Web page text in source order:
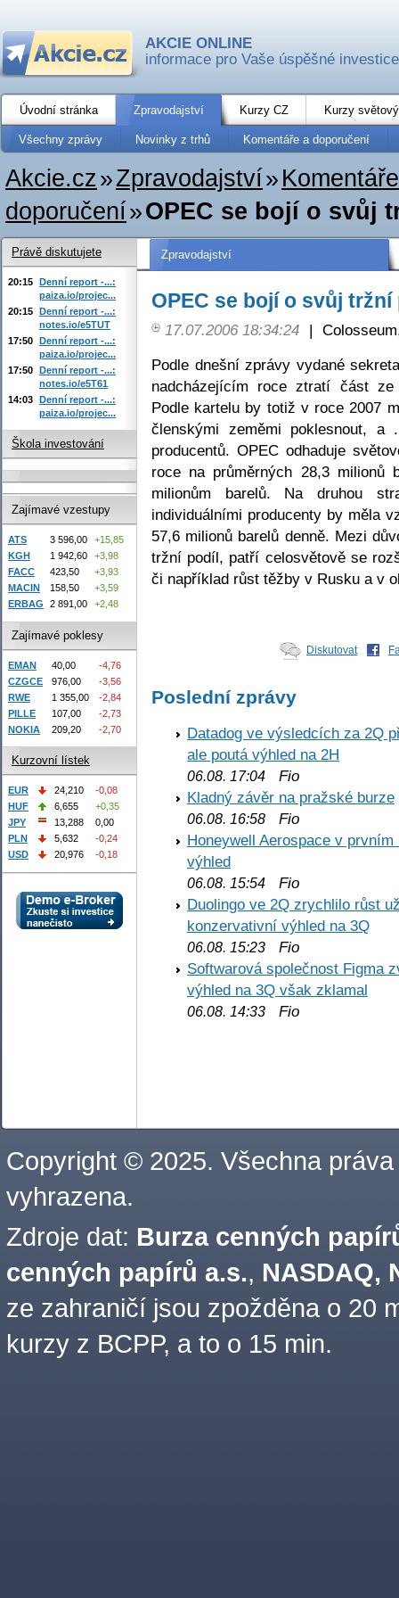
AKCIE ONLINE
informace pro Vaše úspěšné investice
Úvodní stránka Zpravodajství Kurzy CZ Kurzy
Všechny zprávy Novinky z trhů Komentáře a doporučení
Akcie.cz»Zpravodajství»
doporučení»OPEC se bojí o svůj
Zpravodajství
OPEC se bojí o svůj tržní
17.07.2006 18:34:24 |
Podle dnešní zprávy vydané
nadcházejícím roce ztratí část
Podle kartelu by totiž v roce 2007
členskými zeměmi poklesnout, a
producentů. OPEC odhaduje
roce na průměrných 28,3 milionů
milionům barelů. Na druhou
individuálními producenty by měla
57,6 milionů barelů denně. Mezi
tržní podíl, patří celosvětově se
či například růst těžby v Rusku a v
Diskutovat
Poslední zprávy
Datadog ve výsledcích za 2Q
ale poutá výhled na 2H
06.08. 17:04 Fio
Kladný závěr na pražské burze
06.08. 16:58 Fio
Honeywell Aerospace v
výhled
06.08. 15:54 Fio
Duolingo ve 2Q zrychlilo růst
konzervativní výhled na 3Q
06.08. 15:23 Fio
Softwarová společnost Figma
výhled na 3Q však zklamal
06.08. 14:33 Fio
Právě diskutujete
20:15 Denní report -...:
paiza.io/projec...
20:15 Denní report -...:
notes.io/e5TUT
17:50 Denní report -...:
paiza.io/projec...
17:50 Denní report -...:
notes.io/e5T61
14:03 Denní report -...:
paiza.io/projec...
Škola investování
Zajímavé vzestupy
ATS 3 596,00
+15,85
KGH
1 942,60
+3,98
FACC
423,50
+3,93
MACIN
158,50
+3,59
ERBAG
2 891,00 +2,48
Zajímavé poklesy
EMAN 40,00
-4,76
CZGCE
976,00
-3,56
RWE
1 355,00
-2,84
PILLE
107,00
-2,73
NOKIA
209,20 -2,70
Kurzovní lístek
EUR 24,210
-0,08
HUF
6,655
+0,35
JPY
13,288
0,00
PLN
5,632
-0,24
USD
20,976 -0,18
Copyright © 2025. Všechna práva
vyhrazena.
Zdroje dat: Burza cenných
cenných papírů a.s., NASDAQ,
ze zahraničí jsou zpožděna o 20
kurzy z BCPP, a to o 15 min.